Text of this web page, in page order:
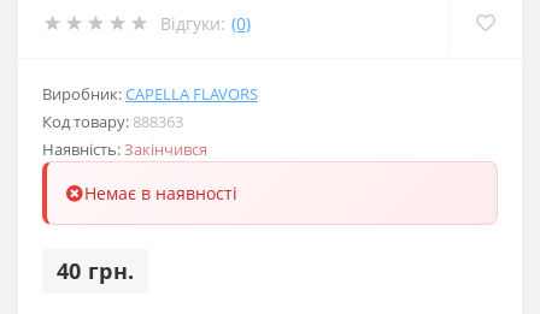
Відгуки: (0)
Виробник:CAPELLA FLAVORS
Код товару: 888363
Наявність:Закінчився
Немає в наявності
40 грн.